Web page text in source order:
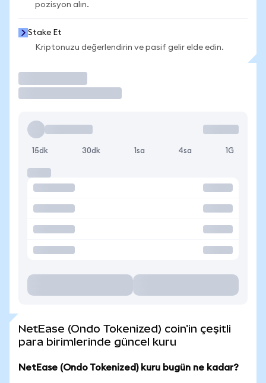
pozisyon alın.
Stake Et
Kriptonuzu değerlendirin ve pasif gelir elde edin.
15dk 30dk 1sa 4sa 1G
NetEase (Ondo Tokenized) coin'in çeşitli
para birimlerinde güncel kuru
NetEase (Ondo Tokenized) kuru bugün ne kadar?